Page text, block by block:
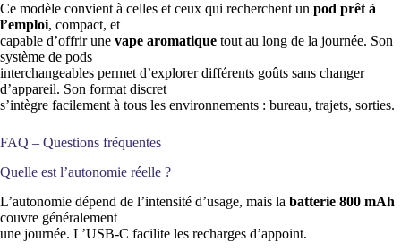
Ce modèle convient à celles et ceux qui recherchent un pod prêt à
l’emploi, compact, et
capable d’offrir une vape aromatique tout au long de la journée. Son
système de pods
interchangeables permet d’explorer différents goûts sans changer
d’appareil. Son format discret
s’intègre facilement à tous les environnements : bureau, trajets, sorties.
FAQ – Questions fréquentes
Quelle est l’autonomie réelle ?
L’autonomie dépend de l’intensité d’usage, mais la batterie 800 mAh
couvre généralement
une journée. L’USB-C facilite les recharges d’appoint.